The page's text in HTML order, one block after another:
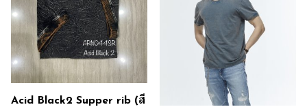
Acid Black2 Supper rib (สี